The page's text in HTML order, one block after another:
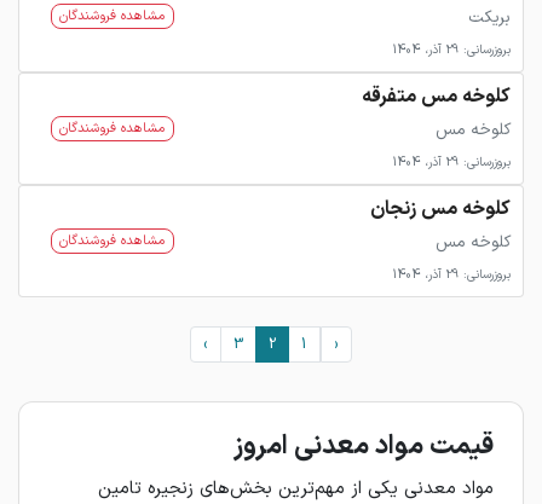
بریکت
بروزرسانی: 29 آذر، 1404
مشاهده فروشندگان
کلوخه مس متفرقه
کلوخه مس
بروزرسانی: 29 آذر، 1404
مشاهده فروشندگان
کلوخه مس زنجان
کلوخه مس
بروزرسانی: 29 آذر، 1404
مشاهده فروشندگان
‹
1
2
3
›
قیمت مواد معدنی امروز
مواد معدنی یکی از مهم‌ترین بخش‌های زنجیره تامین